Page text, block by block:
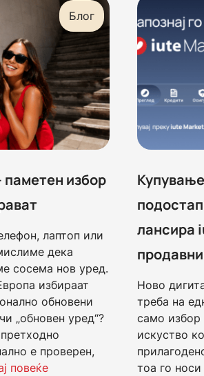
паметен избор
лаптоп или
дека
сосема нов уред.
избираат
обновени
„обновен уред“?
е проверен,
повеќе
Блог
лансира
Ново
треба на
само избор
искуство
тоа го